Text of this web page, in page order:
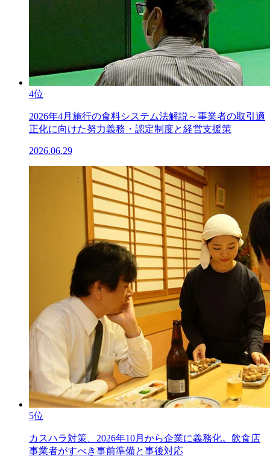
4位
2026年4月施行の食料システム法解説～事業者の取引適
正化に向けた努力義務・認定制度と経営支援策
2026.06.29
5位
カスハラ対策、2026年10月から企業に義務化。飲食店
事業者がすべき事前準備と事後対応